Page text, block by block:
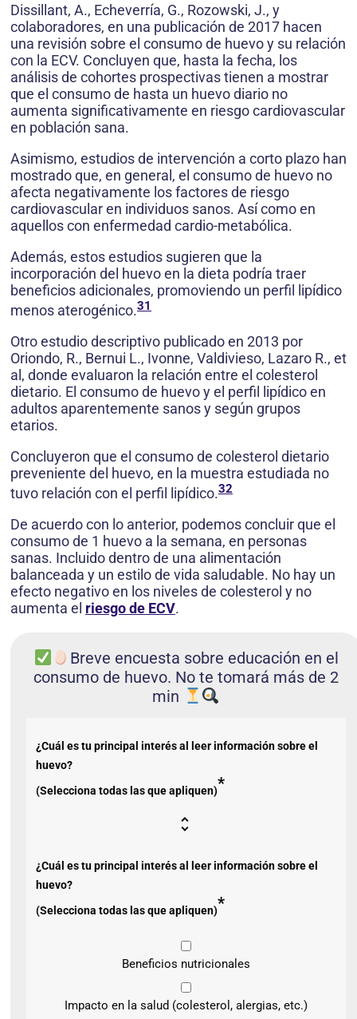
Dissillant, A., Echeverría, G., Rozowski, J., y
colaboradores, en una publicación de 2017 hacen
una revisión sobre el consumo de huevo y su relación
con la ECV. Concluyen que, hasta la fecha, los
análisis de cohortes prospectivas tienen a mostrar
que el consumo de hasta un huevo diario no
aumenta significativamente en riesgo cardiovascular
en población sana.
Asimismo, estudios de intervención a corto plazo han
mostrado que, en general, el consumo de huevo no
afecta negativamente los factores de riesgo
cardiovascular en individuos sanos. Así como en
aquellos con enfermedad cardio-metabólica.
Además, estos estudios sugieren que la
incorporación del huevo en la dieta podría traer
beneficios adicionales, promoviendo un perfil lipídico
menos aterogénico.31
Otro estudio descriptivo publicado en 2013 por
Oriondo, R., Bernui L., Ivonne, Valdivieso, Lazaro R., et
al, donde evaluaron la relación entre el colesterol
dietario. El consumo de huevo y el perfil lipídico en
adultos aparentemente sanos y según grupos
etarios.
Concluyeron que el consumo de colesterol dietario
preveniente del huevo, en la muestra estudiada no
tuvo relación con el perfil lipídico.32
De acuerdo con lo anterior, podemos concluir que el
consumo de 1 huevo a la semana, en personas
sanas. Incluido dentro de una alimentación
balanceada y un estilo de vida saludable. No hay un
efecto negativo en los niveles de colesterol y no
aumenta el riesgo de ECV.
Breve encuesta sobre educación en el
consumo de huevo. No te tomará más de 2
min
¿Cuál es tu principal interés al leer información sobre el
huevo?
(Selecciona todas las que apliquen)*
¿Cuál es tu principal interés al leer información sobre el
huevo?
(Selecciona todas las que apliquen)*
Beneficios nutricionales
Impacto en la salud (colesterol, alergias, etc.)